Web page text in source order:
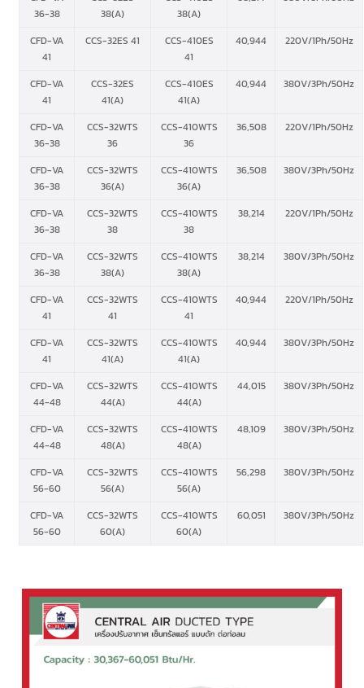
36-38
38(A)
38(A)
CFD-VA
41
CCS-32ES 41
CCS-410ES
41
40,944 220V/1Ph/50Hz
CFD-VA
41
CCS-32ES
41(A)
CCS-410ES
41(A)
40,944 380V/3Ph/50Hz
CFD-VA
36-38
CCS-32WTS
36
CCS-410WTS
36
36,508 220V/1Ph/50Hz
CFD-VA
36-38
CCS-32WTS
36(A)
CCS-410WTS
36(A)
36,508 380V/3Ph/50Hz
CFD-VA
36-38
CCS-32WTS
38
CCS-410WTS
38
38,214 220V/1Ph/50Hz
CFD-VA
36-38
CCS-32WTS
38(A)
CCS-410WTS
38(A)
38,214 380V/3Ph/50Hz
CFD-VA
41
CCS-32WTS
41
CCS-410WTS
41
40,944 220V/1Ph/50Hz
CFD-VA
41
CCS-32WTS
41(A)
CCS-410WTS
41(A)
40,944 380V/3Ph/50Hz
CFD-VA
44-48
CCS-32WTS
44(A)
CCS-410WTS
44(A)
44,015 380V/3Ph/50Hz
CFD-VA
44-48
CCS-32WTS
48(A)
CCS-410WTS
48(A)
48,109 380V/3Ph/50Hz
CFD-VA
56-60
CCS-32WTS
56(A)
CCS-410WTS
56(A)
56,298 380V/3Ph/50Hz
CFD-VA
56-60
CCS-32WTS
60(A)
CCS-410WTS
60(A)
60,051 380V/3Ph/50Hz